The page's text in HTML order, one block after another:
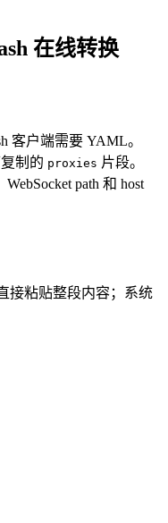
在线转换
客户端需要 YAML。
制的 proxies 片段。
path 和 host
接粘贴整段内容；系统